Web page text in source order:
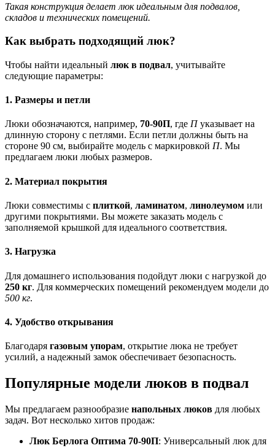
Такая конструкция делает люк идеальным для подвалов,
складов и технических помещений.
Как выбрать подходящий люк?
Чтобы найти идеальный люк в подвал, учитывайте
следующие параметры:
1. Размеры и петли
Люки обозначаются, например, 70-90П, где Пуказывает на
длинную сторону с петлями. Если петли должны быть на
стороне 90 см, выбирайте модель с маркировкой П. Мы
предлагаем люки любых размеров.
2. Материал покрытия
Люки совместимы с плиткой, ламинатом, линолеумом или
другими покрытиями. Вы можете заказать модель с
заполняемой крышкой для идеального соответствия.
3. Нагрузка
Для домашнего использования подойдут люки с нагрузкой до
250 кг. Для коммерческих помещений рекомендуем модели до
500 кг.
4. Удобство открывания
Благодаря газовым упорам, открытие люка не требует
усилий, а надежный замок обеспечивает безопасность.
Популярные модели люков в подвал
Мы предлагаем разнообразие напольных люков для любых
задач. Вот несколько хитов продаж:
Люк Берлога Оптима 70-90П: Универсальный люк для